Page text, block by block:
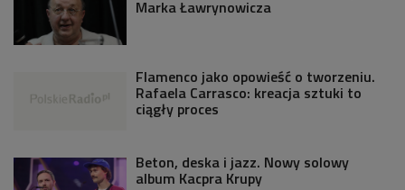
Marka Ławrynowicza
Flamenco jako opowieść o tworzeniu.
Rafaela Carrasco: kreacja sztuki to
ciągły proces
Beton, deska i jazz. Nowy solowy
album Kacpra Krupy